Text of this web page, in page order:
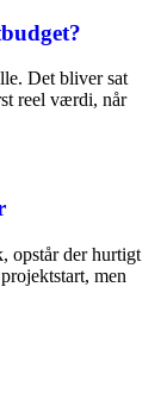
Det bliver sat
reel værdi, når
opstår der hurtigt
men